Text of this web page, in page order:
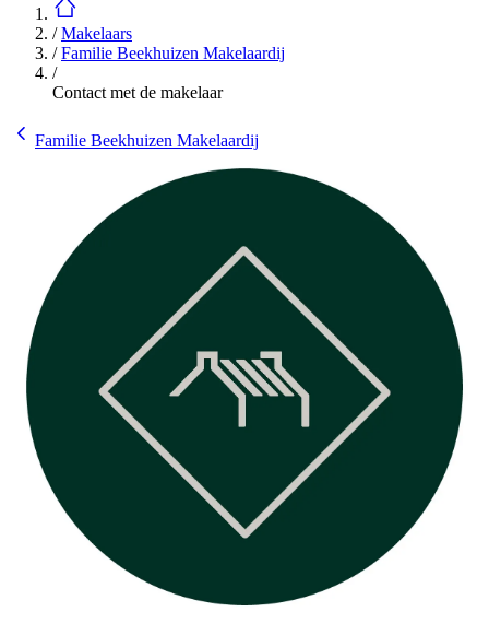
/Makelaars
/Familie Beekhuizen Makelaardij
/
Contact met de makelaar
Familie Beekhuizen Makelaardij